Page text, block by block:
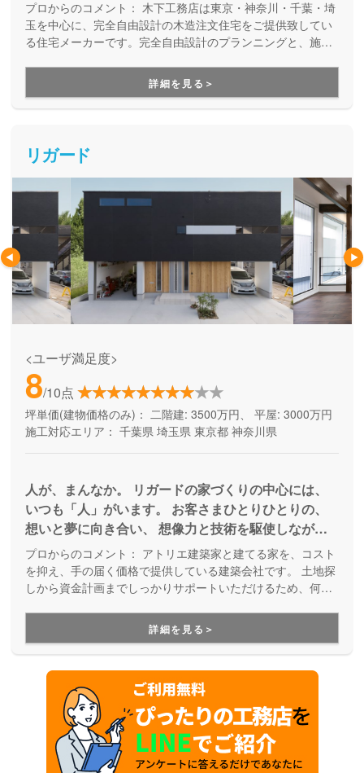
プロからのコメント： 木下工務店は東京・神奈川・千葉・埼
玉を中心に、完全自由設計の木造注文住宅をご提供致してい
る住宅メーカーです。完全自由設計のプランニングと、施工
かだからこそ叶えらえる「完全自由設計」の注文住宅を実現
できます。性能や保証も万全なので安心です。
詳細を見る＞
リガード
<ユーザ満足度>
8/10点
坪単価(建物価格のみ)： 二階建: 3500万円、 平屋: 3000万円
施工対応エリア： 千葉県 埼玉県 東京都 神奈川県
人が、まんなか。 リガードの家づくりの中心には、
いつも「人」がいます。 お客さまひとりひとりの、
想いと夢に向き合い、 想像力と技術を駆使しなが
ら、理想のカタチを創造していく。 リガードがご提
供したいのは、“家”の先にある“より豊かな未来”で
す。 人に寄り添い、人の想いに応えたい。 リガード
プロからのコメント： アトリエ建築家と建てる家を、コスト
を抑え、手の届く価格で提供している建築会社です。 土地探
しから資金計画までしっかりサポートいただけるため、何か
詳細を見る＞